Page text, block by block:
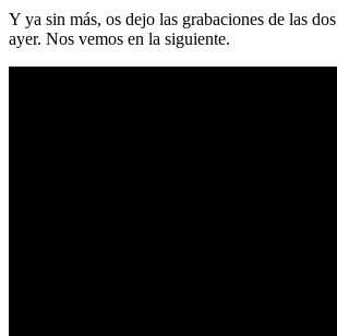
Y ya sin más, os dejo las grabaciones de las
ayer. Nos vemos en la siguiente.